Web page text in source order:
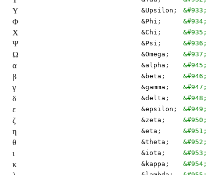
Υ &Upsilon; &#933;
Φ &Phi; &#934;
Χ &Chi; &#935;
Ψ &Psi; &#936;
Ω &Omega; &#937;
α &alpha; &#945;
β &beta; &#946;
γ &gamma; &#947;
δ &delta; &#948;
ε &epsilon; &#949;
ζ &zeta; &#950;
η &eta; &#951;
θ &theta; &#952;
ι &iota; &#953;
κ &kappa; &#954;